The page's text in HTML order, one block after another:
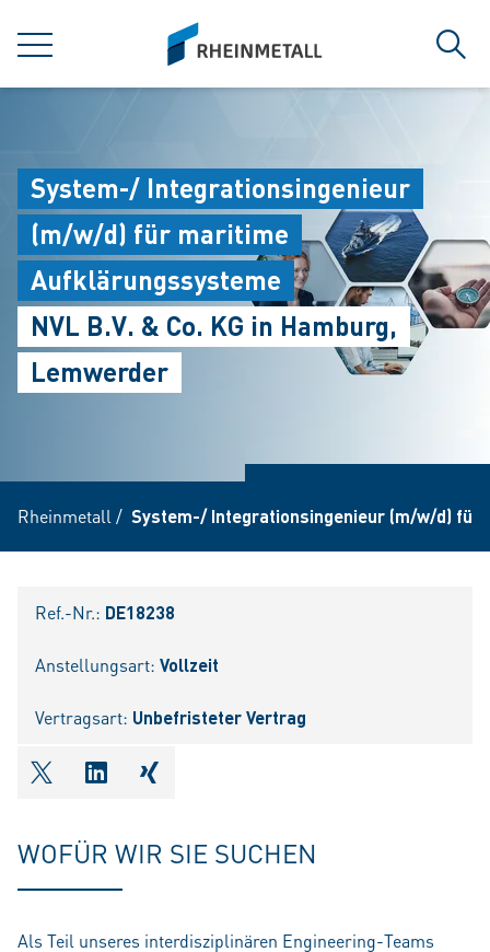
MENÜ
siteLogo
System-/ Integrationsingenieur
(m/w/d) für maritime
Aufklärungssysteme
NVL B.V. & Co. KG in Hamburg,
Lemwerder
Rheinmetall / System-/ Integrationsingenieur (m/w/d)
Ref.-Nr.: DE18238
Anstellungsart: Vollzeit
Vertragsart: Unbefristeter Vertrag
shareOntwitter
shareOnlinkedIn
shareOnxing
WOFÜR WIR SIE SUCHEN
Als Teil unseres interdisziplinären Engineering-Teams